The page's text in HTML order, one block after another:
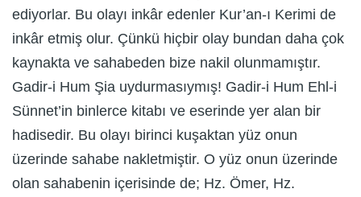
ediyorlar. Bu olayı inkâr edenler Kur’an-ı Kerimi de
inkâr etmiş olur. Çünkü hiçbir olay bundan daha çok
kaynakta ve sahabeden bize nakil olunmamıştır.
Gadir-i Hum Şia uydurmasıymış! Gadir-i Hum Ehl-i
Sünnet’in binlerce kitabı ve eserinde yer alan bir
hadisedir. Bu olayı birinci kuşaktan yüz onun
üzerinde sahabe nakletmiştir. O yüz onun üzerinde
olan sahabenin içerisinde de; Hz. Ömer, Hz.